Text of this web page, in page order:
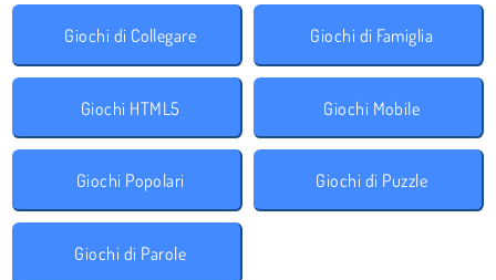
Giochi di Collegare Giochi di Famiglia
Giochi HTML5 Giochi Mobile
Giochi Popolari Giochi di Puzzle
Giochi di Parole